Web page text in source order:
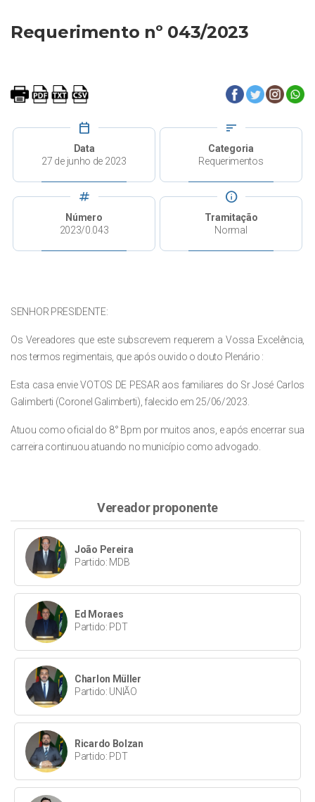
Requerimento nº 043/2023
calendar_today
Data
27 de junho de 2023
sort
Categoria
Requerimentos
tag
Número
2023/0.043
info
Tramitação
Normal
SENHOR PRESIDENTE:
Os Vereadores que este subscrevem requerem a Vossa Excelência,
nos termos regimentais, que após ouvido o douto Plenário :
Esta casa envie VOTOS DE PESAR aos familiares do Sr José Carlos
Galimberti (Coronel Galimberti), falecido em 25/06/2023.
Atuou como oficial do 8° Bpm por muitos anos, e após encerrar sua
carreira continuou atuando no município como advogado.
Vereador proponente
João Pereira
Partido: MDB
Ed Moraes
Partido: PDT
Charlon Müller
Partido: UNIÃO
Ricardo Bolzan
Partido: PDT